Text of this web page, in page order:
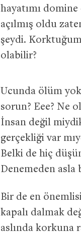
hayatımı
açılmış oldu
şeydi.
olabilir?
Ucunda ölüm
sorun? Eee? Ne
İnsan değil
gerçekliği var
Belki de hiç
Denemeden
Bir de en
kapalı dalmak
aslında korkuna